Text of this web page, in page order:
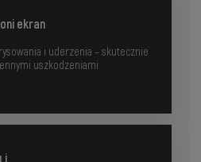
ekran
i uderzenia – skutecznie
uszkodzeniami